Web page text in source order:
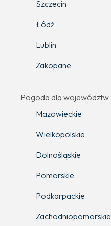
Szczecin
Łódź
Lublin
Zakopane
Pogoda dla województw
Mazowieckie
Wielkopolskie
Dolnośląskie
Pomorskie
Podkarpackie
Zachodniopomorskie